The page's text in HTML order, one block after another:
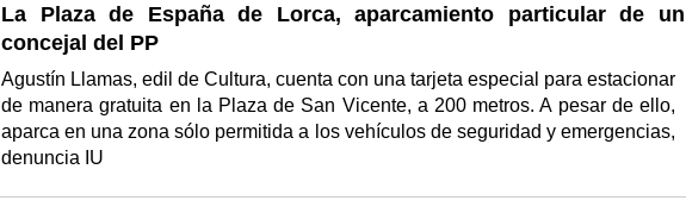
La Plaza de España de Lorca, aparcamiento particular de un
concejal del PP
Agustín Llamas, edil de Cultura, cuenta con una tarjeta especial para estacionar
de manera gratuita en la Plaza de San Vicente, a 200 metros. A pesar de ello,
aparca en una zona sólo permitida a los vehículos de seguridad y emergencias,
denuncia IU